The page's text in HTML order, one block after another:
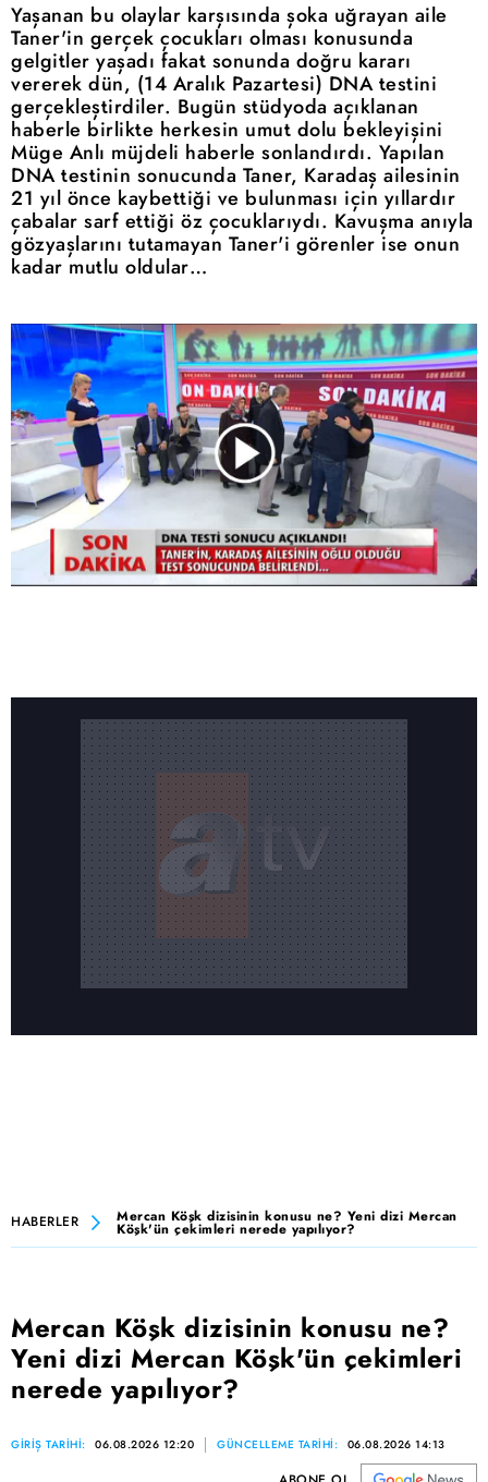
Yaşanan bu olaylar karşısında şoka uğrayan aile
Taner'in gerçek çocukları olması konusunda
gelgitler yaşadı fakat sonunda doğru kararı
vererek dün, (14 Aralık Pazartesi) DNA testini
gerçekleştirdiler. Bugün stüdyoda açıklanan
haberle birlikte herkesin umut dolu bekleyişini
Müge Anlı müjdeli haberle sonlandırdı. Yapılan
DNA testinin sonucunda Taner, Karadaş ailesinin
21 yıl önce kaybettiği ve bulunması için yıllardır
çabalar sarf ettiği öz çocuklarıydı. Kavuşma anıyla
gözyaşlarını tutamayan Taner'i görenler ise onun
kadar mutlu oldular…
HABERLER Mercan Köşk dizisinin konusu ne? Yeni dizi Mercan
Köşk'ün çekimleri nerede yapılıyor?
Mercan Köşk dizisinin konusu ne?
Yeni dizi Mercan Köşk'ün çekimleri
nerede yapılıyor?
GİRİŞ TARİHİ: 06.08.2026 12:20 GÜNCELLEME TARİHİ: 06.08.2026 14:13